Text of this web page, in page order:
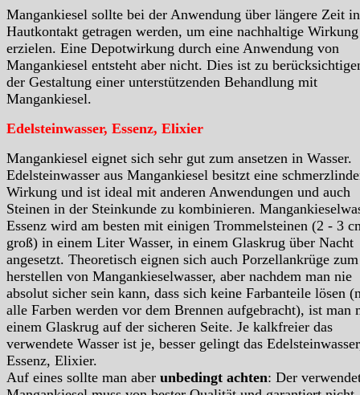
Mangankiesel sollte bei der Anwendung über längere Zeit in
Hautkontakt getragen werden, um eine nachhaltige
erzielen. Eine Depotwirkung durch eine Anwendung von
Mangankiesel entsteht aber nicht. Dies ist zu
der Gestaltung einer unterstützenden Behandlung mit
Mangankiesel.
Edelsteinwasser, Essenz, Elixier
Mangankiesel eignet sich sehr gut zum ansetzen in Wasser.
Edelsteinwasser aus Mangankiesel besitzt eine
Wirkung und ist ideal mit anderen Anwendungen und auch
Steinen in der Steinkunde zu kombinieren.
Essenz wird am besten mit einigen Trommelsteinen (2 - 3
groß) in einem Liter Wasser, in einem Glaskrug über Nacht
angesetzt. Theoretisch eignen sich auch Porzellankrüge zum
herstellen von Mangankieselwasser, aber nachdem man nie
absolut sicher sein kann, dass sich keine Farbanteile lösen
alle Farben werden vor dem Brennen aufgebracht), ist man
einem Glaskrug auf der sicheren Seite. Je kalkfreier das
verwendete Wasser ist je, besser gelingt das
Essenz, Elixier.
Auf eines sollte man aber unbedingt achten: Der